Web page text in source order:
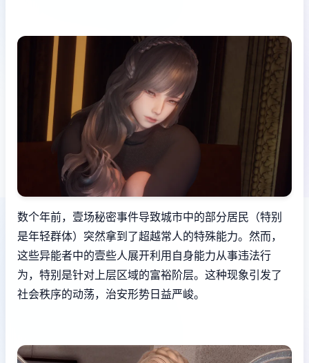
数个年前，壹场秘密事件导致城市中的部分居民（特别
是年轻群体）突然拿到了超越常人的特殊能力。然而，
这些异能者中的壹些人展开利用自身能力从事违法行
为，特别是针对上层区域的富裕阶层。这种现象引发了
社会秩序的动荡，治安形势日益严峻。